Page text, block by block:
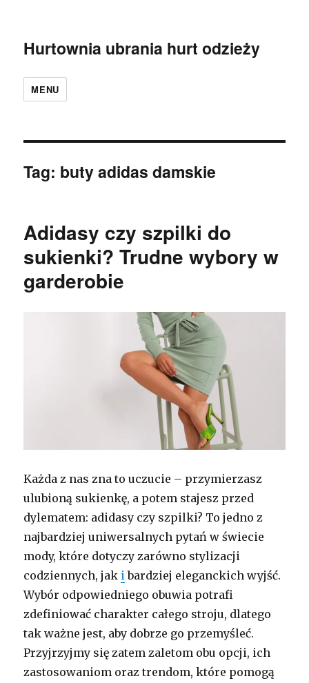
Hurtownia ubrania hurt odzieży
MENU
Tag: buty adidas damskie
Adidasy czy szpilki do
sukienki? Trudne wybory w
garderobie
Każda z nas zna to uczucie – przymierzasz
ulubioną sukienkę, a potem stajesz przed
dylematem: adidasy czy szpilki? To jedno z
najbardziej uniwersalnych pytań w świecie
mody, które dotyczy zarówno stylizacji
codziennych, jak i bardziej eleganckich wyjść.
Wybór odpowiedniego obuwia potrafi
zdefiniować charakter całego stroju, dlatego
tak ważne jest, aby dobrze go przemyśleć.
Przyjrzyjmy się zatem zaletom obu opcji, ich
zastosowaniom oraz trendom, które pomogą